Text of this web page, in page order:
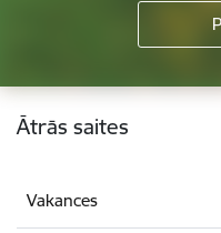
Kājene
Ātrās saites
Vakances